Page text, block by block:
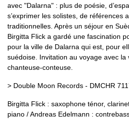
avec "Dalarna" : plus de poésie,
s’exprimer les solistes, de références
traditionnelles. Après un séjour en
Birgitta Flick a gardé une fascination
pour la ville de Dalarna qui est, pour
suédoise. Invitation au voyage avec la
chanteuse-conteuse.
> Double Moon Records - DMCHR
Birgitta Flick : saxophone ténor,
piano / Andreas Edelmann :